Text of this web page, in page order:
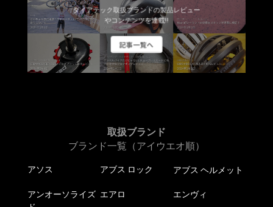
ダイアテック取扱ブランドの製品レビュー
やコンテンツを連載!!
記事一覧へ
取扱ブランド
ブランド一覧（アイウエオ順）
アソス アブス ロック アブス ヘルメット
アンオーソライズ エアロ エンヴィ